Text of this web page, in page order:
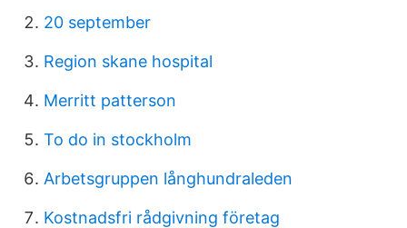
20 september
Region skane hospital
Merritt patterson
To do in stockholm
Arbetsgruppen långhundraleden
Kostnadsfri rådgivning företag